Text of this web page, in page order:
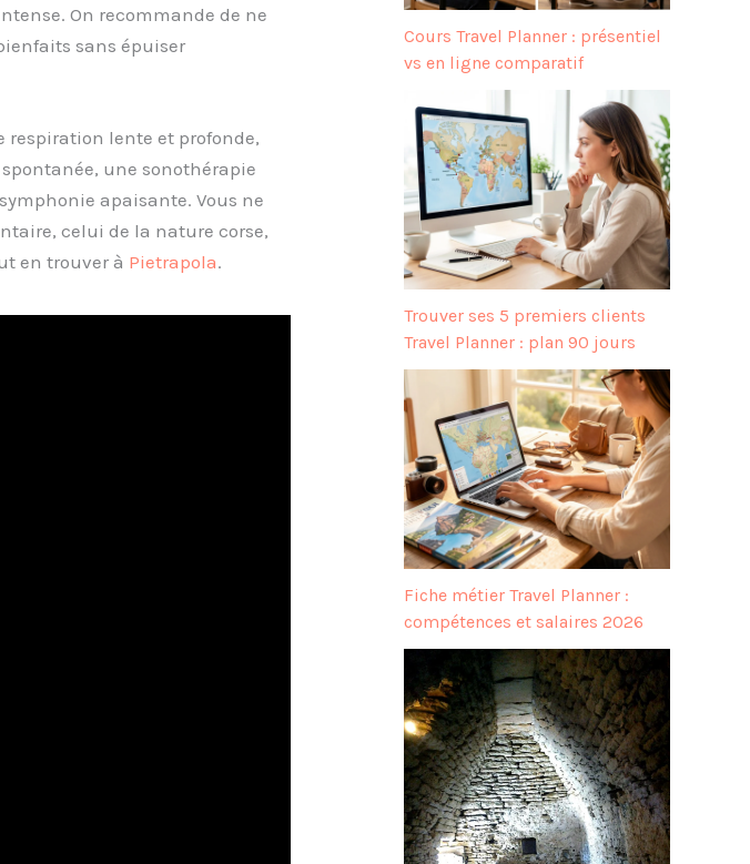
On recommande de ne
sans épuiser
respiration lente et profonde,
une sonothérapie
apaisante. Vous ne
celui de la nature corse,
en trouver à Pietrapola.
Cours Travel Planner : présentiel
vs en ligne comparatif
Trouver ses 5 premiers clients
Travel Planner : plan 90 jours
Fiche métier Travel Planner :
compétences et salaires 2026